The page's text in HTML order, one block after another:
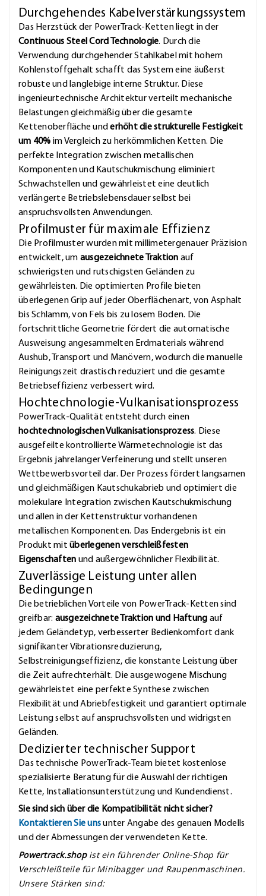
Durchgehendes Kabelverstärkungssystem
Das Herzstück der PowerTrack-Ketten liegt in der
Continuous Steel Cord Technologie. Durch die
Verwendung durchgehender Stahlkabel mit hohem
Kohlenstoffgehalt schafft das System eine äußerst
robuste und langlebige interne Struktur. Diese
ingenieurtechnische Architektur verteilt mechanische
Belastungen gleichmäßig über die gesamte
Kettenoberfläche underhöht die strukturelle Festigkeit
um 40% im Vergleich zu herkömmlichen Ketten. Die
perfekte Integration zwischen metallischen
Komponenten und Kautschukmischung eliminiert
Schwachstellen und gewährleistet eine deutlich
verlängerte Betriebslebensdauer selbst bei
anspruchsvollsten Anwendungen.
Profilmuster für maximale Effizienz
Die Profilmuster wurden mit millimetergenauer Präzision
entwickelt, um ausgezeichnete Traktion auf
schwierigsten und rutschigsten Geländen zu
gewährleisten. Die optimierten Profile bieten
überlegenen Grip auf jeder Oberflächenart, von Asphalt
bis Schlamm, von Fels bis zu losem Boden. Die
fortschrittliche Geometrie fördert die automatische
Ausweisung angesammelten Erdmaterials während
Aushub, Transport und Manövern, wodurch die manuelle
Reinigungszeit drastisch reduziert und die gesamte
Betriebseffizienz verbessert wird.
Hochtechnologie-Vulkanisationsprozess
PowerTrack-Qualität entsteht durch einen
hochtechnologischen Vulkanisationsprozess. Diese
ausgefeilte kontrollierte Wärmetechnologie ist das
Ergebnis jahrelanger Verfeinerung und stellt unseren
Wettbewerbsvorteil dar. Der Prozess fördert langsamen
und gleichmäßigen Kautschukabrieb und optimiert die
molekulare Integration zwischen Kautschukmischung
und allen in der Kettenstruktur vorhandenen
metallischen Komponenten. Das Endergebnis ist ein
Produkt mit überlegenen verschleißfesten
Eigenschaften und außergewöhnlicher Flexibilität.
Zuverlässige Leistung unter allen
Bedingungen
Die betrieblichen Vorteile von PowerTrack-Ketten sind
greifbar: ausgezeichnete Traktion und Haftung auf
jedem Geländetyp, verbesserter Bedienkomfort dank
signifikanter Vibrationsreduzierung,
Selbstreinigungseffizienz, die konstante Leistung über
die Zeit aufrechterhält. Die ausgewogene Mischung
gewährleistet eine perfekte Synthese zwischen
Flexibilität und Abriebfestigkeit und garantiert optimale
Leistung selbst auf anspruchsvollsten und widrigsten
Geländen.
Dedizierter technischer Support
Das technische PowerTrack-Team bietet kostenlose
spezialisierte Beratung für die Auswahl der richtigen
Kette, Installationsunterstützung und Kundendienst.
Sie sind sich über die Kompatibilität nicht sicher?
Kontaktieren Sie unsunter Angabe des genauen Modells
und der Abmessungen der verwendeten Kette.
Powertrack.shop ist ein führender Online-Shop für
Verschleißteile für Minibagger und Raupenmaschinen.
Unsere Stärken sind: